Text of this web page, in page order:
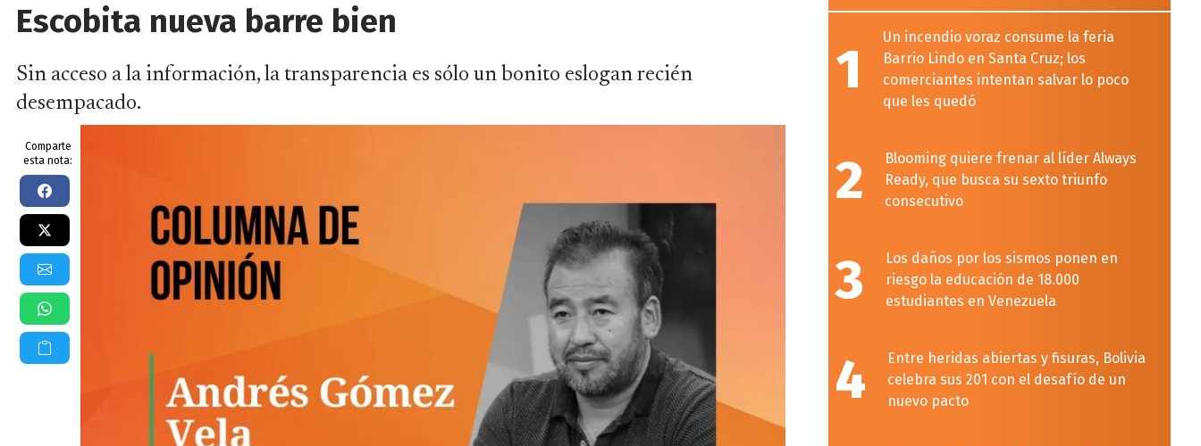
Escobita nueva barre bien
Sin acceso a la información, la transparencia es sólo un bonito eslogan recién
desempacado.
Comparte
esta nota:
1
Un incendio voraz consume la feria
Barrio Lindo en Santa Cruz; los
comerciantes intentan salvar lo poco
que les quedó
2
Blooming quiere frenar al líder Always
Ready, que busca su sexto triunfo
consecutivo
3
Los daños por los sismos ponen en
riesgo la educación de 18.000
estudiantes en Venezuela
4
Entre heridas abiertas y fisuras, Bolivia
celebra sus 201 con el desafío de un
nuevo pacto